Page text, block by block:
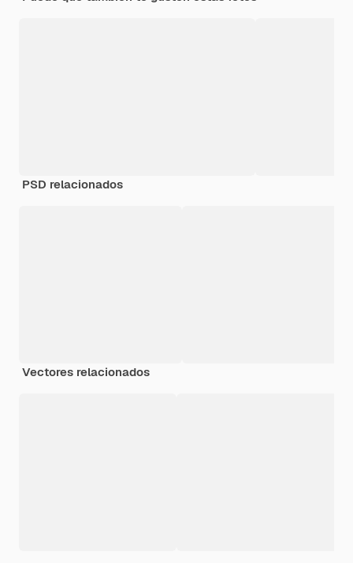
PSD relacionados
Vectores relacionados